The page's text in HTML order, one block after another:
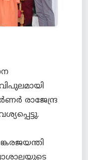
രാജേന്ദ്ര